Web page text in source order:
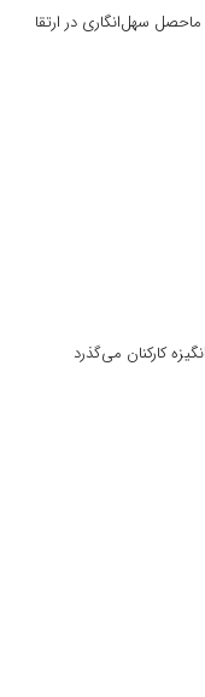
سهل‌انگاری در ارتقا
کارکنان می‌گذرد